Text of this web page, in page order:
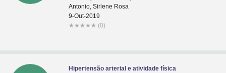
Antonio, Sirlene Rosa
9-Out-2019
★ ★ ★ ★ ★ (0)
Hipertensão arterial e atividade física